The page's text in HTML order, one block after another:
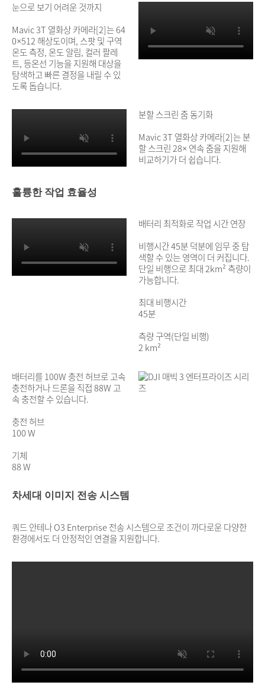
눈으로 보기 어려운 것까지
Mavic 3T 열화상 카메라[2]는 64
0×512 해상도이며, 스팟 및 구역
온도 측정, 온도 알림, 컬러 팔레
트, 등온선 기능을 지원해 대상을
탐색하고 빠른 결정을 내릴 수 있
도록 돕습니다.
분할 스크린 줌 동기화
Mavic 3T 열화상 카메라[2]는 분
할 스크린 28× 연속 줌을 지원해
비교하기가 더 쉽습니다.
훌륭한 작업 효율성
배터리 최적화로 작업 시간 연장
비행시간 45분 덕분에 임무 중 탐
색할 수 있는 영역이 더 커집니다.
단일 비행으로 최대 2km² 측량이
가능합니다.
최대 비행시간
45분
측량 구역(단일 비행)
2 km²
배터리를 100W 충전 허브로 고속
충전하거나 드론을 직접 88W 고
속 충전할 수 있습니다.
충전 허브
100 W
기체
88 W
차세대 이미지 전송 시스템
쿼드 안테나 O3 Enterprise 전송 시스템으로 조건이 까다로운 다양한
환경에서도 더 안정적인 연결을 지원합니다.